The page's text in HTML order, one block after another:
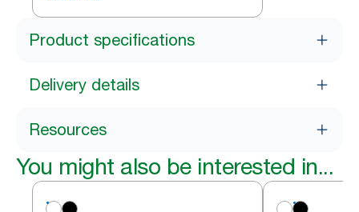
Product specifications
Delivery details
Resources
You might also be interested in...